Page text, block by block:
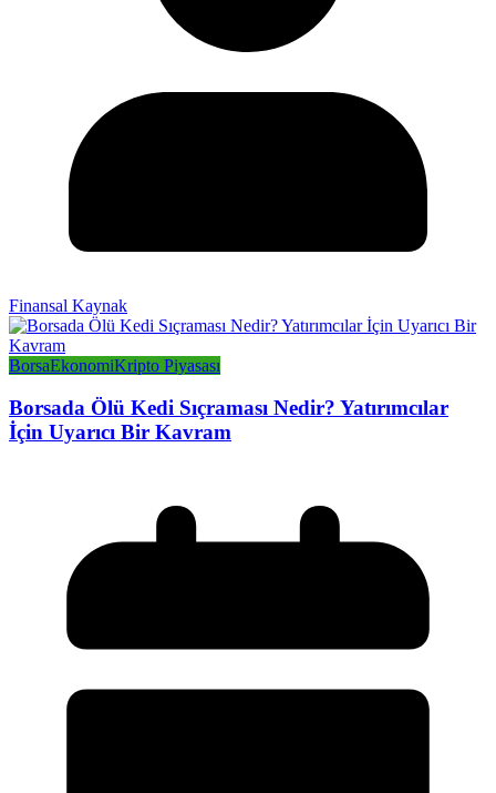
Finansal Kaynak
BorsaEkonomiKripto Piyasası
Borsada Ölü Kedi Sıçraması Nedir? Yatırımcılar
İçin Uyarıcı Bir Kavram